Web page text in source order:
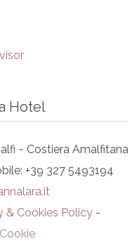
Hotel
~ Costiera Amalfitana
+39 327 5493194
& Cookies Policy-